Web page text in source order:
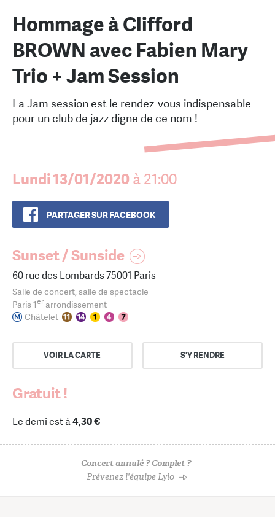
Hommage à Clifford
BROWN avec Fabien Mary
Trio + Jam Session
La Jam session est le rendez-vous indispensable
pour un club de jazz digne de ce nom !
Lundi 13/01/2020 à 21:00
PARTAGER SUR FACEBOOK
Sunset / Sunside
60 rue des Lombards 75001 Paris
Salle de concert, salle de spectacle
Paris 1erarrondissement
Châtelet
VOIR LA CARTE S'Y RENDRE
Gratuit !
Le demi est à4,30 €
Concert annulé ? Complet ?
Prévenez l'équipe Lylo